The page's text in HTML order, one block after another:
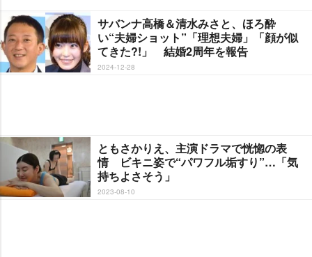
サバンナ高橋＆清水みさと、ほろ酔
い“夫婦ショット”「理想夫婦」「顔が似
てきた?!」 結婚2周年を報告
2024-12-28
ともさかりえ、主演ドラマで恍惚の表
情 ビキニ姿で“パワフル垢すり”…「気
持ちよさそう」
2023-08-10